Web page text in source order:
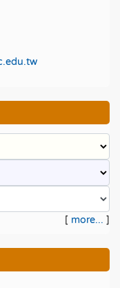
[ more... ]